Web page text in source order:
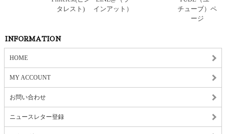
INFORMATION
HOME
MY ACCOUNT
お問い合わせ
ニュースレター登録